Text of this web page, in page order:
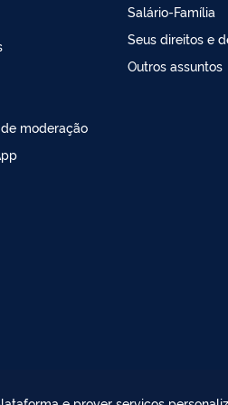
moderação
Salário-Família
Seus direitos e
Outros assuntos